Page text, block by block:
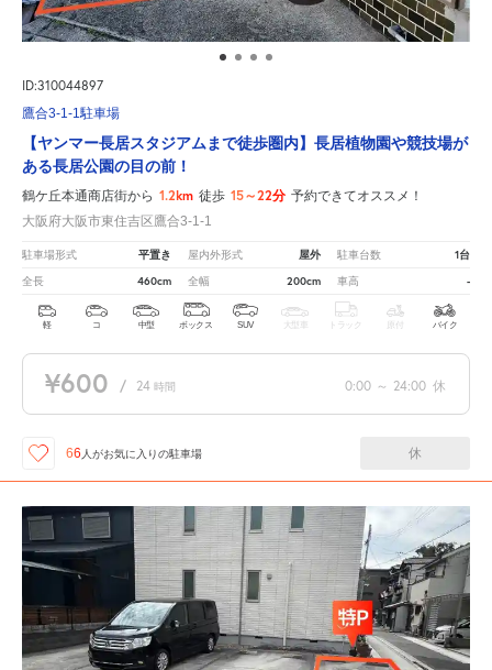
ID:310044897
鷹合3-1-1駐車場
【ヤンマー長居スタジアムまで徒歩圏内】長居植物園や競技場が
ある長居公園の目の前！
鶴ケ丘本通商店街から 1.2km 徒歩 15～22分 予約できてオススメ！
大阪府大阪市東住吉区鷹合3-1-1
駐車場形式 平置き 屋内外形式 屋外 駐車台数 1台
全長 460cm 全幅 200cm 車高 -
軽 コ 中型 ボックス SUV 大型車 トラック 原付 バイク
¥600 / 24 時間 0:00 ～ 24:00 休
66 人がお気に入りの駐車場 休